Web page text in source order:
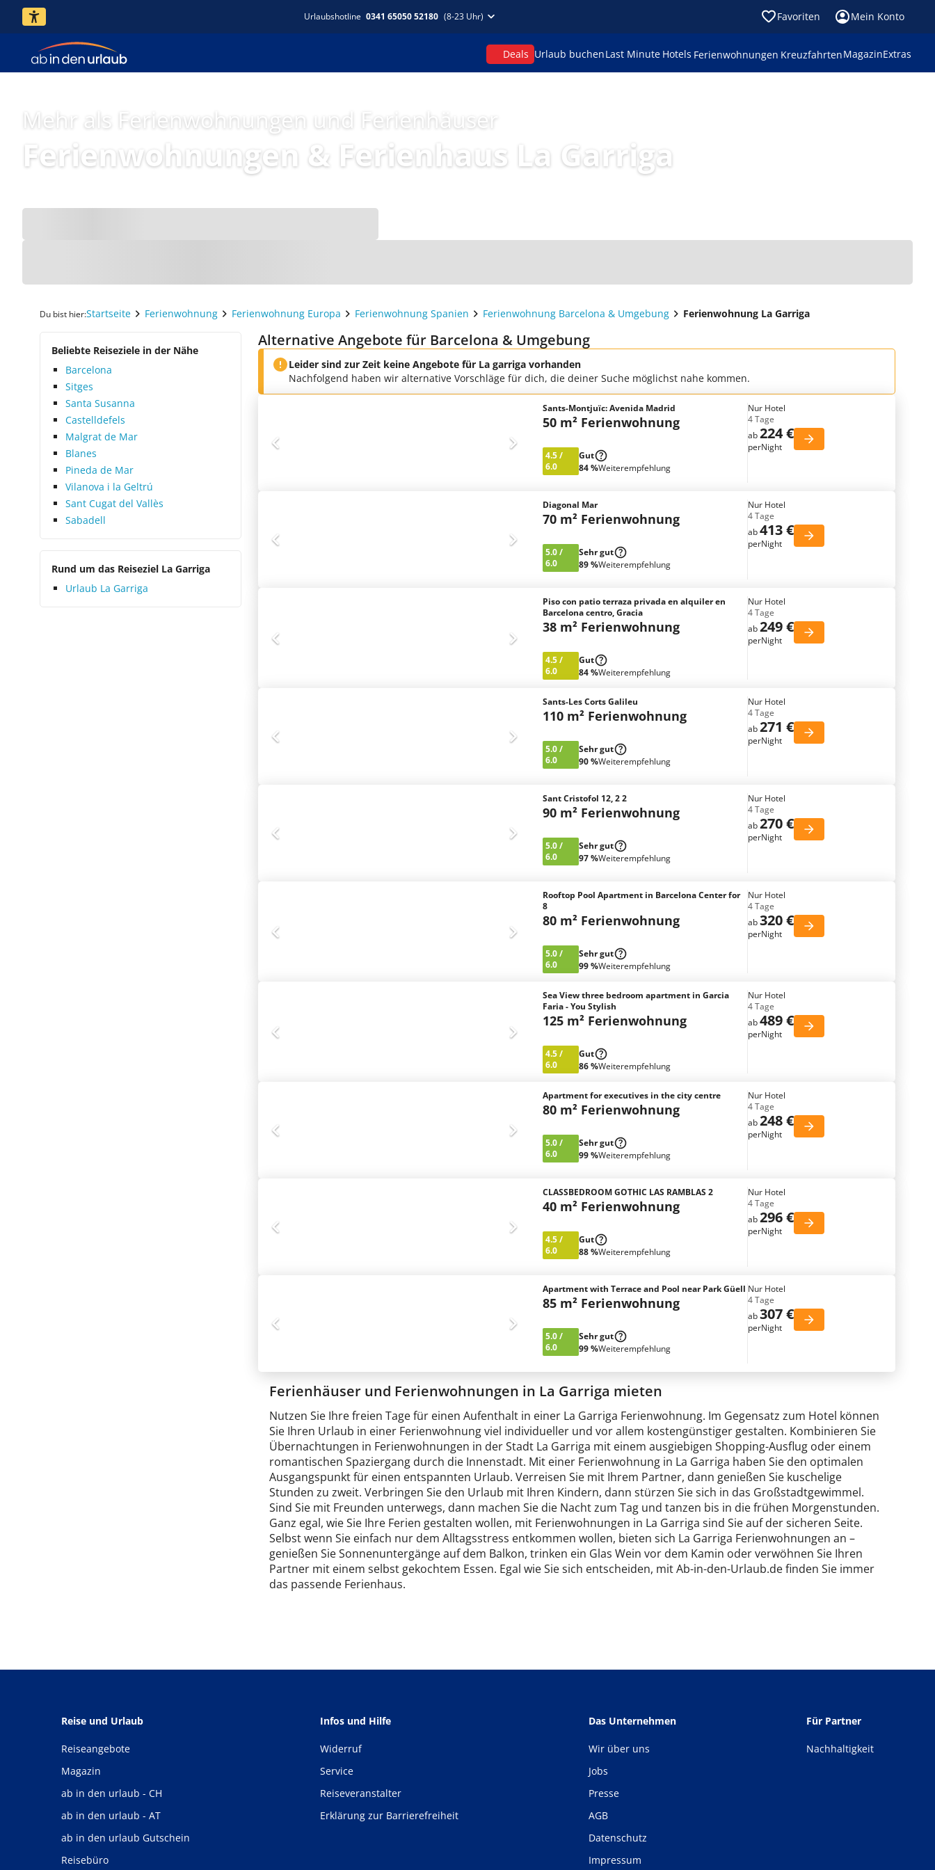
Urlaubshotline 0341 65050 52180 (8-23 Uhr) Favoriten Mein Konto
Deals Urlaub buchenLast Minute Hotels Ferienwohnungen KreuzfahrtenMagazinExtras
Mehr als Ferienwohnungen und Ferienhäuser
Ferienwohnungen & Ferienhaus La Garriga
Du bist hier:Startseite Ferienwohnung Ferienwohnung Europa Ferienwohnung Spanien Ferienwohnung Barcelona & Umgebung Ferienwohnung La Garriga
Beliebte Reiseziele in der Nähe
Barcelona
Sitges
Santa Susanna
Castelldefels
Malgrat de Mar
Blanes
Pineda de Mar
Vilanova i la Geltrú
Sant Cugat del Vallès
Sabadell
Rund um das Reiseziel La Garriga
Urlaub La Garriga
Alternative Angebote für Barcelona & Umgebung
Leider sind zur Zeit keine Angebote für La garriga vorhanden
Nachfolgend haben wir alternative Vorschläge für dich, die deiner Suche möglichst nahe kommen.
Sants-Montjuïc: Avenida Madrid
50 m² Ferienwohnung
4.5/
6.0
Gut
84 %Weiterempfehlung
Nur Hotel
4 Tage
ab224 €
perNight
Diagonal Mar
70 m² Ferienwohnung
5.0/
6.0
Sehr gut
89 %Weiterempfehlung
Nur Hotel
4 Tage
ab413 €
perNight
Piso con patio terraza privada en alquiler en
Barcelona centro, Gracia
38 m² Ferienwohnung
4.5/
6.0
Gut
84 %Weiterempfehlung
Nur Hotel
4 Tage
ab249 €
perNight
Sants-Les Corts Galileu
110 m² Ferienwohnung
5.0/
6.0
Sehr gut
90 %Weiterempfehlung
Nur Hotel
4 Tage
ab271 €
perNight
Sant Cristofol 12, 2 2
90 m² Ferienwohnung
5.0/
6.0
Sehr gut
97 %Weiterempfehlung
Nur Hotel
4 Tage
ab270 €
perNight
Rooftop Pool Apartment in Barcelona Center for
8
80 m² Ferienwohnung
5.0/
6.0
Sehr gut
99 %Weiterempfehlung
Nur Hotel
4 Tage
ab320 €
perNight
Sea View three bedroom apartment in Garcia
Faria - You Stylish
125 m² Ferienwohnung
4.5/
6.0
Gut
86 %Weiterempfehlung
Nur Hotel
4 Tage
ab489 €
perNight
Apartment for executives in the city centre
80 m² Ferienwohnung
5.0/
6.0
Sehr gut
99 %Weiterempfehlung
Nur Hotel
4 Tage
ab248 €
perNight
CLASSBEDROOM GOTHIC LAS RAMBLAS 2
40 m² Ferienwohnung
4.5/
6.0
Gut
88 %Weiterempfehlung
Nur Hotel
4 Tage
ab296 €
perNight
Apartment with Terrace and Pool near Park Güell
85 m² Ferienwohnung
5.0/
6.0
Sehr gut
99 %Weiterempfehlung
Nur Hotel
4 Tage
ab307 €
perNight
Ferienhäuser und Ferienwohnungen in La Garriga mieten
Nutzen Sie Ihre freien Tage für einen Aufenthalt in einer La Garriga Ferienwohnung. Im Gegensatz zum Hotel können
Sie Ihren Urlaub in einer Ferienwohnung viel individueller und vor allem kostengünstiger gestalten. Kombinieren Sie
Übernachtungen in Ferienwohnungen in der Stadt La Garriga mit einem ausgiebigen Shopping-Ausflug oder einem
romantischen Spaziergang durch die Innenstadt. Mit einer Ferienwohnung in La Garriga haben Sie den optimalen
Ausgangspunkt für einen entspannten Urlaub. Verreisen Sie mit Ihrem Partner, dann genießen Sie kuschelige
Stunden zu zweit. Verbringen Sie den Urlaub mit Ihren Kindern, dann stürzen Sie sich in das Großstadtgewimmel.
Sind Sie mit Freunden unterwegs, dann machen Sie die Nacht zum Tag und tanzen bis in die frühen Morgenstunden.
Ganz egal, wie Sie Ihre Ferien gestalten wollen, mit Ferienwohnungen in La Garriga sind Sie auf der sicheren Seite.
Selbst wenn Sie einfach nur dem Alltagsstress entkommen wollen, bieten sich La Garriga Ferienwohnungen an –
genießen Sie Sonnenuntergänge auf dem Balkon, trinken ein Glas Wein vor dem Kamin oder verwöhnen Sie Ihren
Partner mit einem selbst gekochtem Essen. Egal wie Sie sich entscheiden, mit Ab-in-den-Urlaub.de finden Sie immer
das passende Ferienhaus.
Reise und Urlaub
Reiseangebote
Magazin
ab in den urlaub - CH
ab in den urlaub - AT
ab in den urlaub Gutschein
Reisebüro
Infos und Hilfe
Widerruf
Service
Reiseveranstalter
Erklärung zur Barrierefreiheit
Das Unternehmen
Wir über uns
Jobs
Presse
AGB
Datenschutz
Impressum
Für Partner
Nachhaltigkeit